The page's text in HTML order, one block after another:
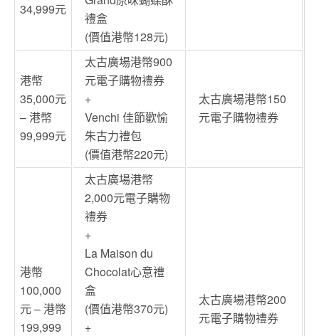
34,999元
禮盒
(價值港幣128元)
港幣
35,000元
– 港幣
99,999元
太古廣場港幣900
元電子購物禮券
+
Venchi 佳節歡愉
朱古力禮包
(價值港幣220元)
太古廣場港幣150
元電子購物禮券
港幣
100,000
元 – 港幣
199,999
太古廣場港幣
2,000元電子購物
禮券
+
La Maison du
Chocolat心意禮
盒
(價值港幣370元)
+
太古廣場港幣200
元電子購物禮券